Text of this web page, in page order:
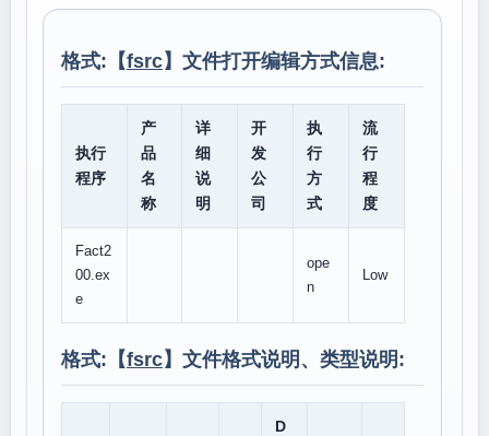
格式:【fsrc】文件打开编辑方式信息:
执行
程序
产
品
名
称
详
细
说
明
开
发
公
司
执
行
方
式
流
行
程
度
Fact2
00.ex
e
ope
n
Low
格式:【fsrc】文件格式说明、类型说明:
D